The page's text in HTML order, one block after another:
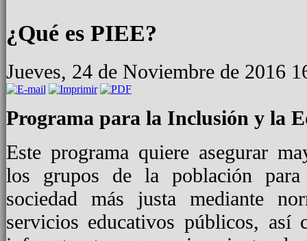
¿Qué es PIEE?
Jueves, 24 de Noviembre de 2016
Programa para la Inclusión y la
Este programa quiere asegurar
los grupos de la población
sociedad más justa mediante
servicios educativos públicos, así